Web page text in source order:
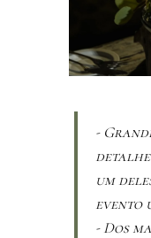
-
um
evento
- Dos